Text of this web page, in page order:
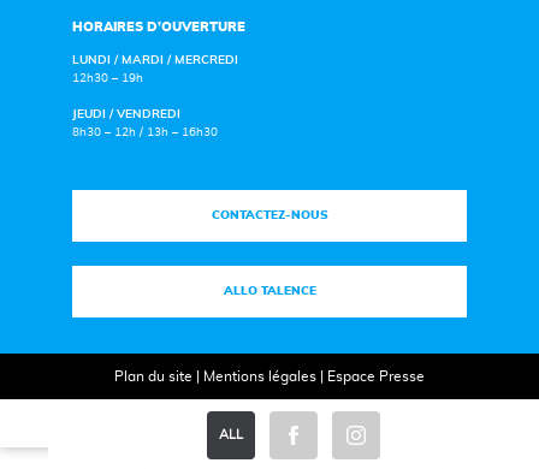
ALL
HORAIRES D’OUVERTURE
LUNDI / MARDI / MERCREDI
12h30 – 19h
JEUDI / VENDREDI
8h30 – 12h / 13h – 16h30
CONTACTEZ-NOUS
ALLO TALENCE
Plan du site Mentions légales| Espace Presse